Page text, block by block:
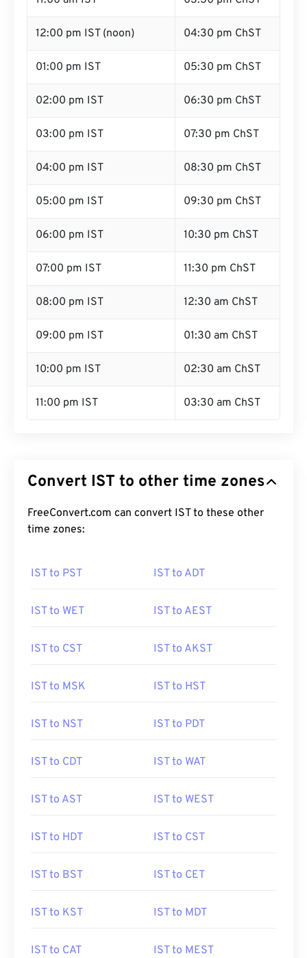
12:00 pm IST (noon) 04:30 pm ChST
01:00 pm IST 05:30 pm ChST
02:00 pm IST 06:30 pm ChST
03:00 pm IST 07:30 pm ChST
04:00 pm IST 08:30 pm ChST
05:00 pm IST 09:30 pm ChST
06:00 pm IST 10:30 pm ChST
07:00 pm IST 11:30 pm ChST
08:00 pm IST 12:30 am ChST
09:00 pm IST 01:30 am ChST
10:00 pm IST 02:30 am ChST
11:00 pm IST 03:30 am ChST
Convert IST to other time zones
FreeConvert.com can convert IST to these other
time zones:
IST to PST IST to ADT
IST to WET IST to AEST
IST to CST IST to AKST
IST to MSK IST to HST
IST to NST IST to PDT
IST to CDT IST to WAT
IST to AST IST to WEST
IST to HDT IST to CST
IST to BST IST to CET
IST to KST IST to MDT
IST to CAT IST to MEST